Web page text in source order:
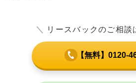
＼ リースバックのご相談
【無料】0120-